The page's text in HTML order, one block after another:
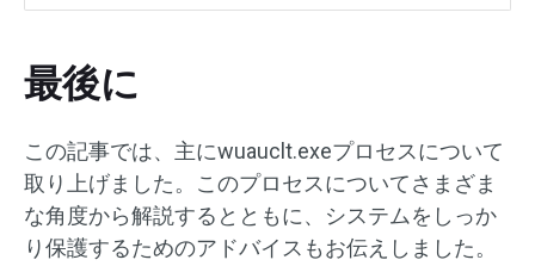
最後に
この記事では、主にwuauclt.exeプロセスについて
取り上げました。このプロセスについてさまざま
な角度から解説するとともに、システムをしっか
り保護するためのアドバイスもお伝えしました。